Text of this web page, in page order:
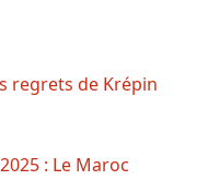
regrets de Krépin
: Le Maroc